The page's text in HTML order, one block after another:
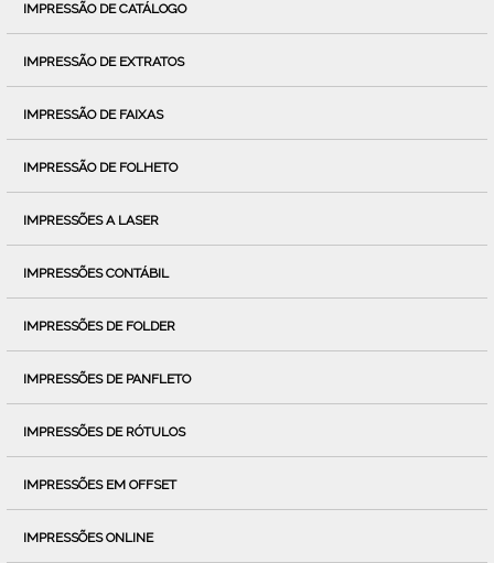
IMPRESSÃO DE CATÁLOGO
IMPRESSÃO DE EXTRATOS
IMPRESSÃO DE FAIXAS
IMPRESSÃO DE FOLHETO
IMPRESSÕES A LASER
IMPRESSÕES CONTÁBIL
IMPRESSÕES DE FOLDER
IMPRESSÕES DE PANFLETO
IMPRESSÕES DE RÓTULOS
IMPRESSÕES EM OFFSET
IMPRESSÕES ONLINE